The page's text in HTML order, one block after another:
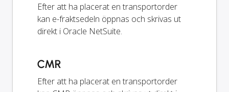
Efter att ha placerat en transportorder
kan e-fraktsedeln öppnas och skrivas ut
direkt i Oracle NetSuite.
CMR
Efter att ha placerat en transportorder